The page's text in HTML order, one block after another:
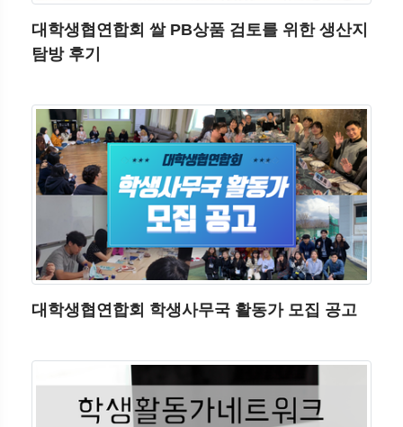
대학생협연합회 쌀 PB상품 검토를 위한 생산지
탐방 후기
대학생협연합회 학생사무국 활동가 모집 공고